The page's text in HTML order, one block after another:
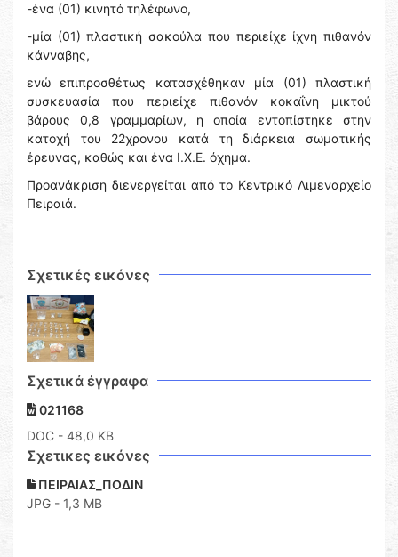
-ένα (01) κινητό τηλέφωνο,
-μία (01) πλαστική σακούλα που περιείχε ίχνη πιθανόν
κάνναβης,
ενώ επιπροσθέτως κατασχέθηκαν μία (01) πλαστική
συσκευασία που περιείχε πιθανόν κοκαΐνη μικτού
βάρους 0,8 γραμμαρίων, η οποία εντοπίστηκε στην
κατοχή του 22χρονου κατά τη διάρκεια σωματικής
έρευνας, καθώς και ένα Ι.Χ.Ε. όχημα.
Προανάκριση διενεργείται από το Κεντρικό Λιμεναρχείο
Πειραιά.
Σχετικές εικόνες
Σχετικά έγγραφα
021168
DOC - 48,0 KB
Σχετικες εικόνες
ΠΕΙΡΑΙΑΣ_ΠΟΔΙΝ
JPG - 1,3 MB